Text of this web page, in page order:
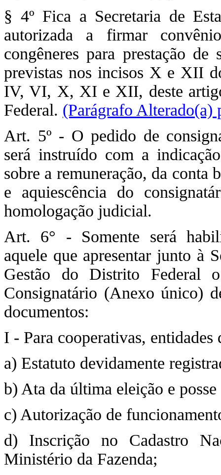
§ 4º Fica a Secretaria de
autorizada a firmar
congêneres para prestação de
previstas nos incisos X e XII
IV, VI, X, XI e XII, deste
Federal. (Parágrafo Alterado(a)
Art. 5º - O pedido de
será instruído com a
sobre a remuneração, da conta
e aquiescência do
homologação judicial.
Art. 6° - Somente será
aquele que apresentar junto à
Gestão do Distrito Federal
Consignatário (Anexo único)
documentos:
I - Para cooperativas, entidades
a) Estatuto devidamente
b) Ata da última eleição e
c) Autorização de
d) Inscrição no Cadastro
Ministério da Fazenda;